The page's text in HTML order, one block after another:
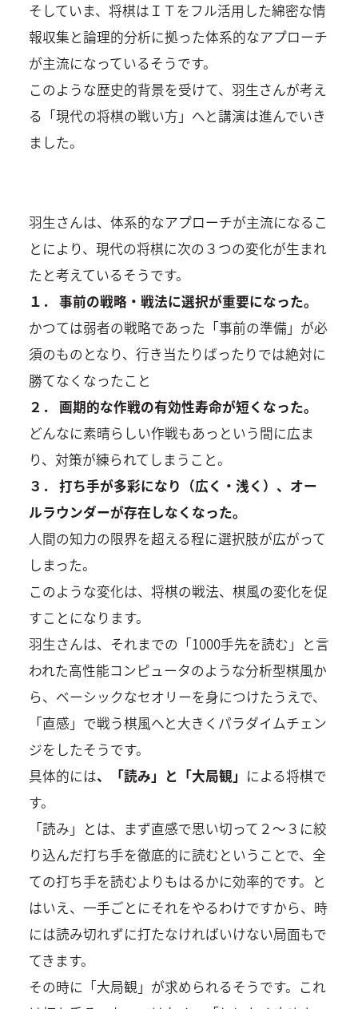
そしていま、将棋はＩＴをフル活用した綿密な情
報収集と論理的分析に拠った体系的なアプローチ
が主流になっているそうです。
このような歴史的背景を受けて、羽生さんが考え
る「現代の将棋の戦い方」へと講演は進んでいき
ました。
羽生さんは、体系的なアプローチが主流になるこ
とにより、現代の将棋に次の３つの変化が生まれ
たと考えているそうです。
１． 事前の戦略・戦法に選択が重要になった。
かつては弱者の戦略であった「事前の準備」が必
須のものとなり、行き当たりばったりでは絶対に
勝てなくなったこと
２． 画期的な作戦の有効性寿命が短くなった。
どんなに素晴らしい作戦もあっという間に広ま
り、対策が練られてしまうこと。
３． 打ち手が多彩になり（広く・浅く）、オー
ルラウンダーが存在しなくなった。
人間の知力の限界を超える程に選択肢が広がって
しまった。
このような変化は、将棋の戦法、棋風の変化を促
すことになります。
羽生さんは、それまでの「1000手先を読む」と言
われた高性能コンピュータのような分析型棋風か
ら、ベーシックなセオリーを身につけたうえで、
「直感」で戦う棋風へと大きくパラダイムチェン
ジをしたそうです。
具体的には、「読み」と「大局観」 による将棋で
す。
「読み」とは、まず直感で思い切って２～３に絞
り込んだ打ち手を徹底的に読むということで、全
ての打ち手を読むよりもはるかに効率的です。と
はいえ、一手ごとにそれをやるわけですから、時
には読み切れずに打たなければいけない局面もで
てきます。
その時に「大局観」が求められるそうです。これ